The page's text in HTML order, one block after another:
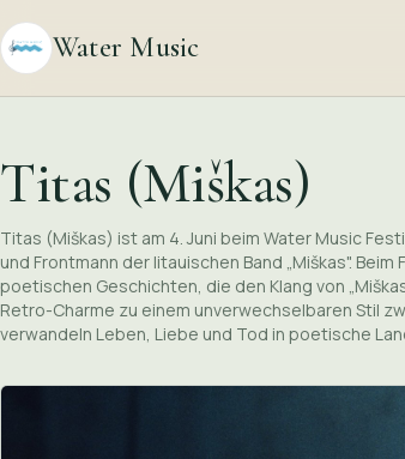
Water Music
Titas (Miškas)
Titas (Miškas) ist am 4. Juni beim Water Music
und Frontmann der litauischen Band „Miškas".
poetischen Geschichten, die den Klang von
Retro-Charme zu einem unverwechselbaren Stil
verwandeln Leben, Liebe und Tod in poetische